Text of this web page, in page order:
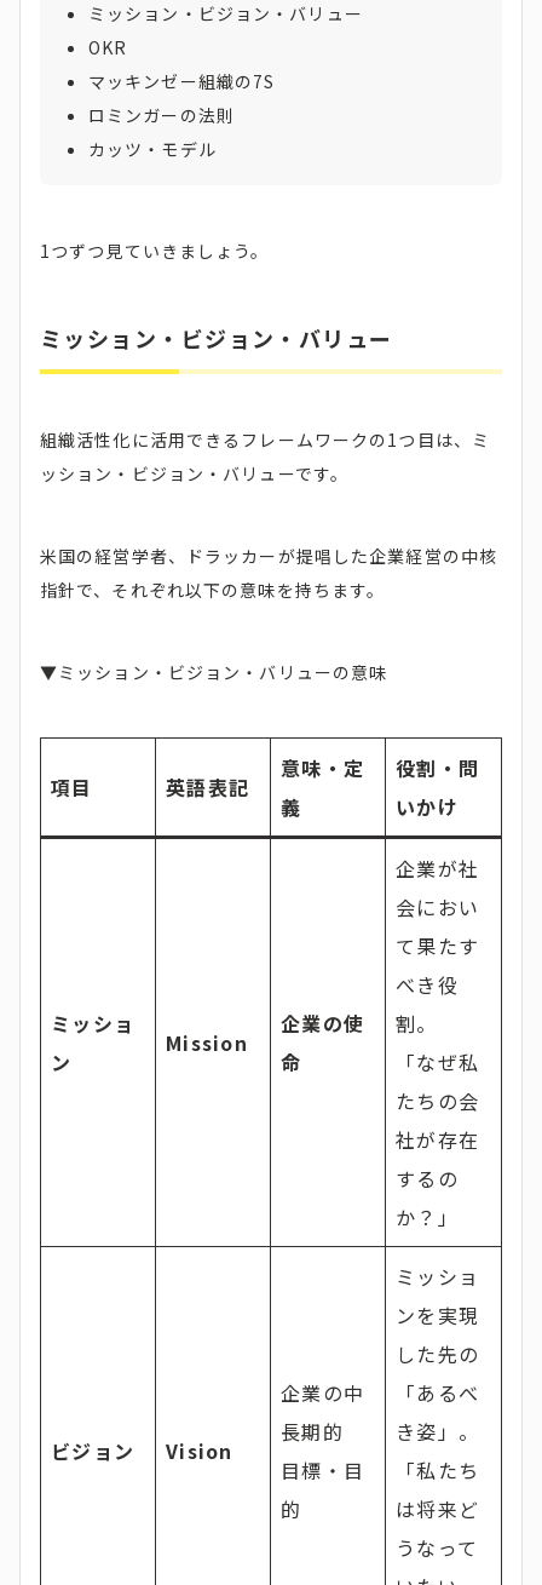
ミッション・ビジョン・バリュー
OKR
マッキンゼー組織の7S
ロミンガーの法則
カッツ・モデル
1つずつ見ていきましょう。
ミッション・ビジョン・バリュー
組織活性化に活用できるフレームワークの1つ目は、ミ
ッション・ビジョン・バリューです。
米国の経営学者、ドラッカーが提唱した企業経営の中核
指針で、それぞれ以下の意味を持ちます。
▼ミッション・ビジョン・バリューの意味
項目 英語表記
意味・定
義
役割・問
いかけ
ミッショ
ン
Mission
企業の使
命
企業が社
会におい
て果たす
べき役
割。
「なぜ私
たちの会
社が存在
するの
か？」
ビジョン Vision
企業の中
長期的
目標・目
的
ミッショ
ンを実現
した先の
「あるべ
き姿」。
「私たち
は将来ど
うなって